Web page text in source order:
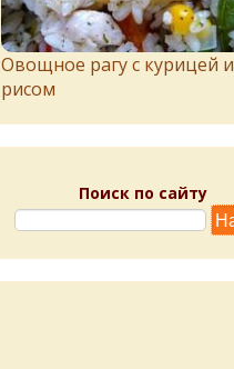
Овощное рагу с курицей и
рисом
Поиск по сайту